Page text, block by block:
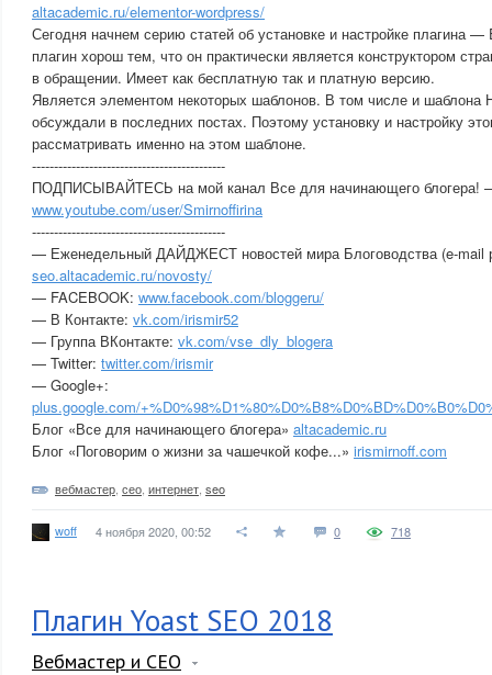
altacademic.ru/elementor-wordpress/
Сегодня начнем серию статей об установке и настройке плагина
плагин хорош тем, что он практически является конструктором
в обращении. Имеет как бесплатную так и платную версию.
Является элементом некоторых шаблонов. В том числе и шаблона
обсуждали в последних постах. Поэтому установку и настройку
рассматривать именно на этом шаблоне.
----------------------------------------­----
ПОДПИСЫВАЙТЕСЬ на мой канал Все для начинающего блогера!
www.youtube.com/user/Smirnoffirina
----------------------------------------­----
— Еженедельный ДАЙДЖЕСТ новостей мира Блоговодства (e-mail
seo.altacademic.ru/novosty/
— FACEBOOK: www.facebook.com/bloggeru/
— В Контакте: vk.com/irismir52
— Группа ВКонтакте: vk.com/vse_dly_blogera
— Twitter: twitter.com/irismir
— Google+:
plus.google.com/
Блог «Все для начинающего блогера» altacademic.ru
Блог «Поговорим о жизни за чашечкой кофе...» irismirnoff.com
вебмастер сео интернет seo
woff 4 ноября 2020, 00:52 0 718
Плагин Yoast SEO 2018
Вебмастер и СЕО